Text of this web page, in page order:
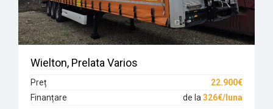
Wielton, Prelata Varios
Preț
22.900€
Finanțare
de la326€/luna